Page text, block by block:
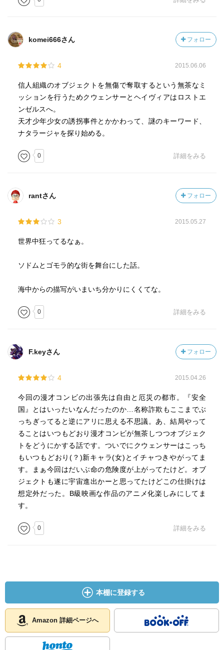
komei666さん フォロー
4 2015.06.06
信人組織のオブジェクトを無傷で奪取するという無茶なミ
ッションを行うためクウェンサーとヘイヴィアはロストエ
ンゼルスへ。
天才少年少女の誘拐事件とかかわって、謎のキーワード、
ナタラージャを探り始める。
0 詳細をみる
rantさん フォロー
3 2015.05.27
世界中狂ってるなぁ。
ソドムとゴモラ的な街を舞台にした話。
海中からの描写がいまいち分かりにくくてな。
0 詳細をみる
F.keyさん フォロー
4 2015.04.26
今回の漫才コンビの出張先は自由と厄災の都市。『安全
国』とはいったいなんだったのか…名称詐欺もここまでぶ
っちぎってると逆にアリに思える不思議。あ、結局やって
ることはいつもどおり漫才コンビが無茶しつつオブジェク
トをどうにかする話です。ついでにクウェンサーはこっち
もいつもどおり(？)新キャラ(女)とイチャつきやがってま
す。まぁ今回はだいぶ命の危険度が上がってたけど。オブ
ジェクトも遂に宇宙進出かーと思ってたけどこの仕掛けは
想定外だった。B級映画な作品のアニメ化楽しみにしてま
す。
0 詳細をみる
本棚に登録する
Amazon 詳細ページへ